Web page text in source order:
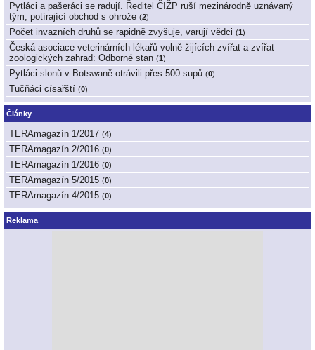
Pytláci a pašeráci se radují. Ředitel ČIŽP ruší mezinárodně uznávaný
tým, potírající obchod s ohrože (2)
Počet invazních druhů se rapidně zvyšuje, varují vědci (1 )
Česká asociace veterinárních lékařů volně žijících zvířat a zvířat
zoologických zahrad: Odborné stan (1 )
Pytláci slonů v Botswaně otrávili přes 500 supů (0)
Tučňáci císařští (0)
Články
TERAmagazín 1/2017 (4)
TERAmagazín 2/2016 (0)
TERAmagazín 1/2016 (0)
TERAmagazín 5/2015 (0)
TERAmagazín 4/2015 (0)
Reklama